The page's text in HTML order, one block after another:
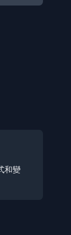
和變